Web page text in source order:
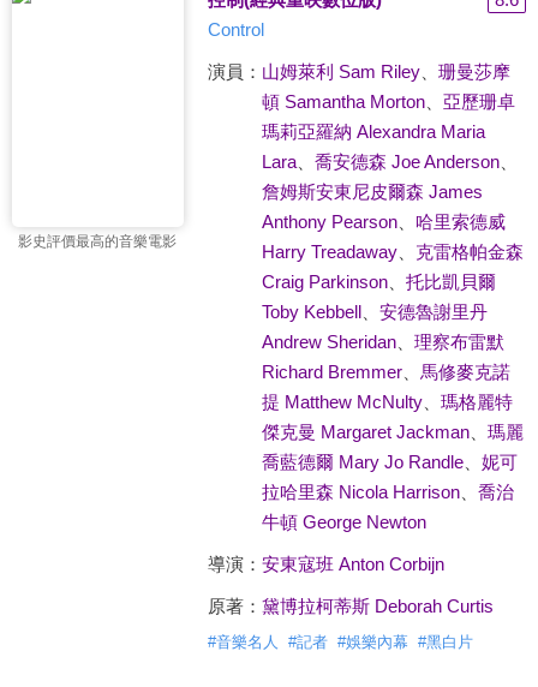
影史評價最高的音樂電影
Control
演員： 山姆萊利 Sam Riley、 珊曼莎摩
頓 Samantha Morton、 亞歷珊卓
瑪莉亞羅納 Alexandra Maria
Lara、 喬安德森 Joe Anderson、
詹姆斯安東尼皮爾森 James
Anthony Pearson、 哈里索德威
Harry Treadaway、 克雷格帕金森
Craig Parkinson、 托比凱貝爾
Toby Kebbell、 安德魯謝里丹
Andrew Sheridan、 理察布雷默
Richard Bremmer、 馬修麥克諾
提 Matthew McNulty、 瑪格麗特
傑克曼 Margaret Jackman、 瑪麗
喬藍德爾 Mary Jo Randle、 妮可
拉哈里森 Nicola Harrison、 喬治
牛頓 George Newton
導演： 安東寇班 Anton Corbijn
原著： 黛博拉柯蒂斯 Deborah Curtis
#音樂名人 #記者 #娛樂內幕 #黑白片